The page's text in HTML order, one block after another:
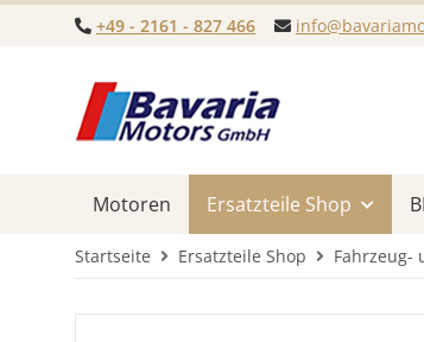
+49 - 2161 - 827 466
Motoren Ersatzteile Shop
Startseite Ersatzteile Shop Fahrzeug-